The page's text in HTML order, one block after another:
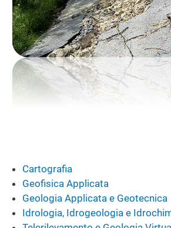
Cartografia
Geofisica Applicata
Geologia Applicata e Geotecnica
Idrologia, Idrogeologia e